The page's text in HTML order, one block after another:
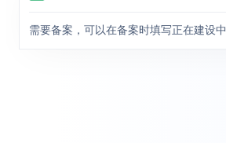
需要备案，可以在备案时填写正在建设中